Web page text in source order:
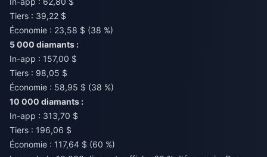
Tiers : 39,22 $
Économie : 23,58 $ (38 %)
5 000 diamants :
In-app : 157,00 $
Tiers : 98,05 $
Économie : 58,95 $ (38 %)
10 000 diamants :
In-app : 313,70 $
Tiers : 196,06 $
Économie : 117,64 $ (60 %)